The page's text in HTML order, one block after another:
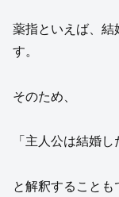
薬指といえば、結
す。
そのため、
「主人公は結婚し
と解釈することも